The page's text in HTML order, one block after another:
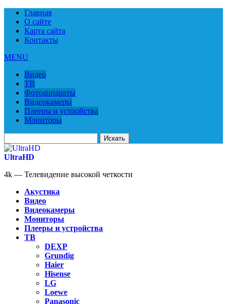
Главная
О сайте
Карта сайта
Контакты
MENU
Видео
ТВ
Фотоаппараты
Видеокамеры
Плееры и устройства
Мониторы
для:
UltraHD
4k — Телевидение высокой четкости
Акустика
Видео
Видеокамеры
Мониторы
Плееры и устройства
ТВ
DEXP
Grundig
Haier
Hisense
LG
Loewe
Panasonic